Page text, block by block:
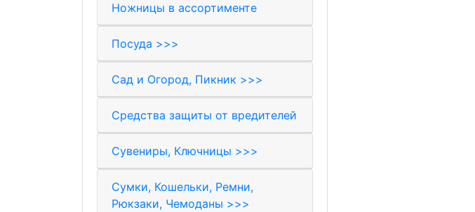
Ножницы в ассортименте
Посуда >>>
Сад и Огород, Пикник >>>
Средства защиты от вредителей
Сувениры, Ключницы >>>
Сумки, Кошельки, Ремни,
Рюкзаки, Чемоданы >>>